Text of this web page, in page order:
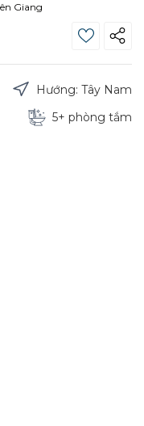
Giang
Hướng: Tây Nam
5+ phòng tắm